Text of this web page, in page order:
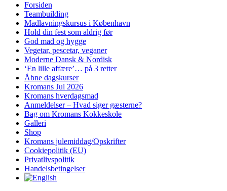
Forsiden
Teambuilding
Madlavningskursus i København
Hold din fest som aldrig før
God mad og hygge
Vegetar, pescetar, veganer
Moderne Dansk & Nordisk
‘En lille affære’… på 3 retter
Åbne dagskurser
Kromans Jul 2026
Kromans hverdagsmad
Anmeldelser – Hvad siger gæsterne?
Bag om Kromans Kokkeskole
Galleri
Shop
Kromans julemiddag/Opskrifter
Cookiepolitik (EU)
Privatlivspolitik
Handelsbetingelser